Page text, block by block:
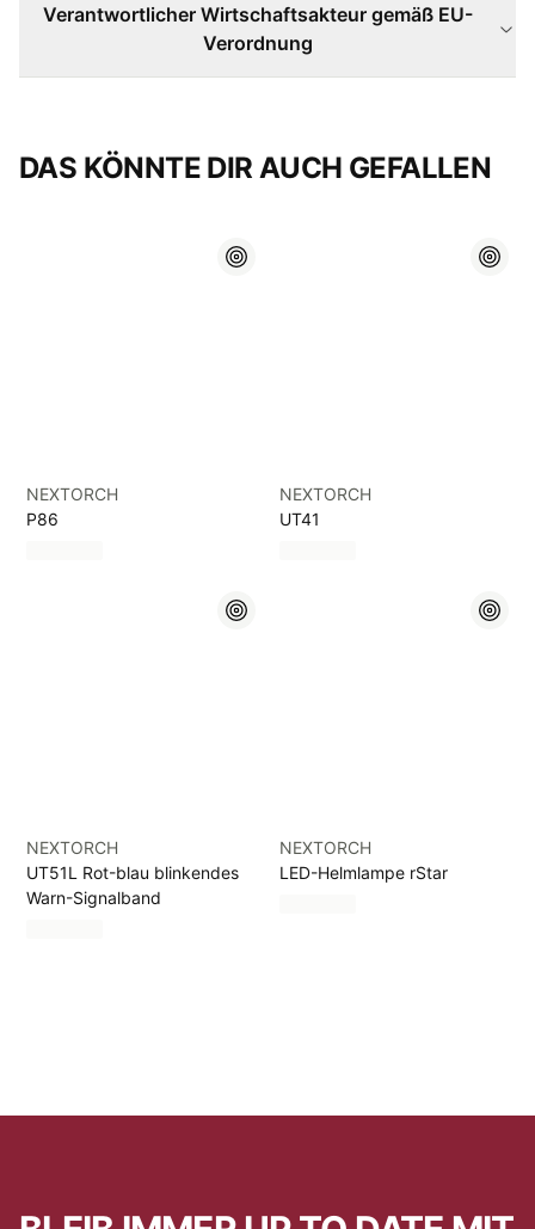
Verantwortlicher Wirtschaftsakteur gemäß EU-
Verordnung
DAS KÖNNTE DIR AUCH GEFALLEN
NEXTORCH
P86
NEXTORCH
UT41
NEXTORCH
UT51L Rot-blau blinkendes
Warn-Signalband
NEXTORCH
LED-Helmlampe rStar